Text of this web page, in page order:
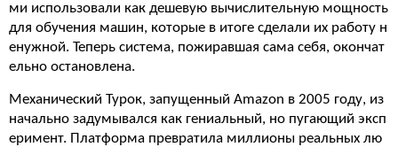
ми использовали как дешевую вычислительную мощность
для обучения машин, которые в итоге сделали их работу н
енужной. Теперь система, пожиравшая сама себя, окончат
ельно остановлена.
Механический Турок, запущенный Amazon в 2005 году, из
начально задумывался как гениальный, но пугающий эксп
еримент. Платформа превратила миллионы реальных лю